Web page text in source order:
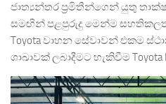
ජාත්‍යන්තර ප්‍රමිතීන්ගෙන් යුතු
සමඟින් පළපුරුදු මෙන්ම
Toyota වාහන සේවාවන් එකම
ශාඛාවක් ලබාදීමට හැකිවීම